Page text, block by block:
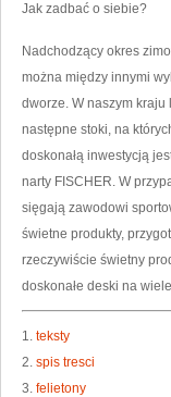
Jak zadbać o siebie?
Nadchodzący okres
można między innymi
dworze. W naszym
następne stoki, na
doskonałą inwestycją
narty FISCHER. W
sięgają zawodowi
świetne produkty,
rzeczywiście świetny
doskonałe deski na
1. teksty
2. spis tresci
3. felietony